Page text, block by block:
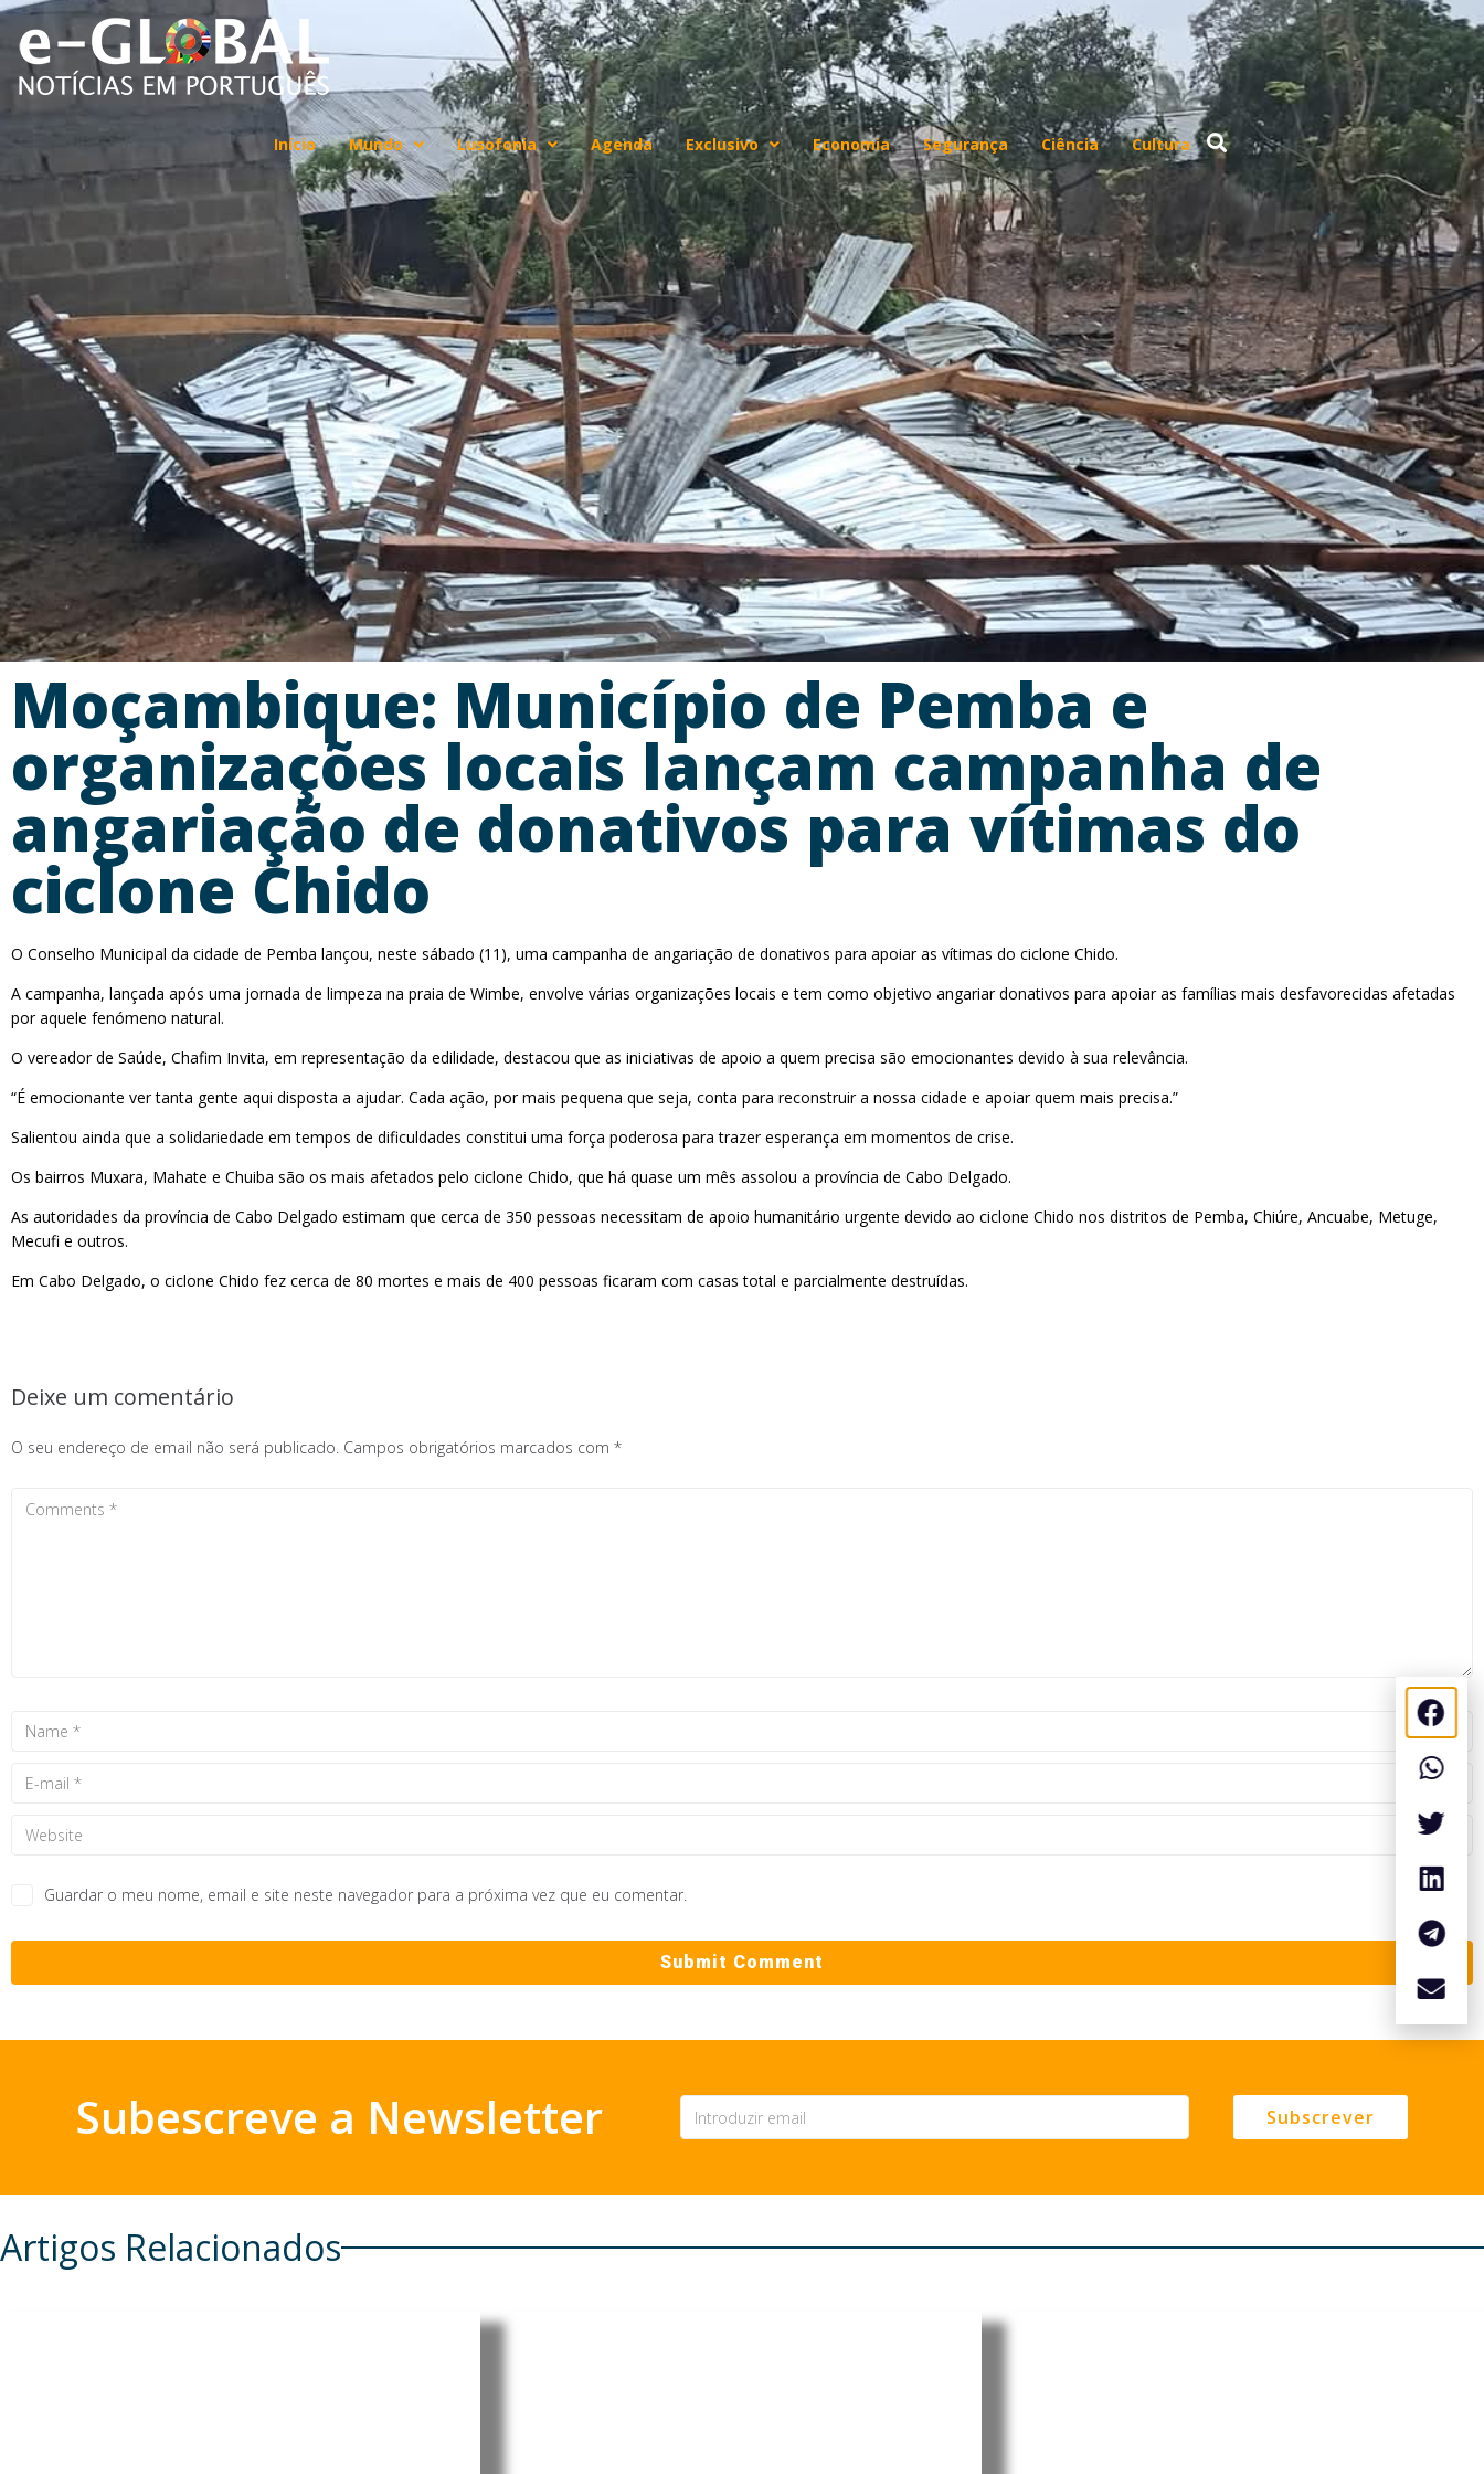
Início Mundo Lusofonia Agenda Exclusivo Economia Segurança Ciência Cultura
Moçambique: Município de Pemba e
organizações locais lançam campanha de
angariação de donativos para vítimas do
ciclone Chido
O Conselho Municipal da cidade de Pemba lançou, neste sábado (11), uma campanha de angariação de donativos para apoiar as vítimas do ciclone Chido.
A campanha, lançada após uma jornada de limpeza na praia de Wimbe, envolve várias organizações locais e tem como objetivo angariar donativos para apoiar as famílias mais desfavorecidas afetadas
por aquele fenómeno natural.
O vereador de Saúde, Chafim Invita, em representação da edilidade, destacou que as iniciativas de apoio a quem precisa são emocionantes devido à sua relevância.
“É emocionante ver tanta gente aqui disposta a ajudar. Cada ação, por mais pequena que seja, conta para reconstruir a nossa cidade e apoiar quem mais precisa.”
Salientou ainda que a solidariedade em tempos de dificuldades constitui uma força poderosa para trazer esperança em momentos de crise.
Os bairros Muxara, Mahate e Chuiba são os mais afetados pelo ciclone Chido, que há quase um mês assolou a província de Cabo Delgado.
As autoridades da província de Cabo Delgado estimam que cerca de 350 pessoas necessitam de apoio humanitário urgente devido ao ciclone Chido nos distritos de Pemba, Chiúre, Ancuabe, Metuge,
Mecufi e outros.
Em Cabo Delgado, o ciclone Chido fez cerca de 80 mortes e mais de 400 pessoas ficaram com casas total e parcialmente destruídas.
Deixe um comentário
O seu endereço de email não será publicado. Campos obrigatórios marcados com *
Guardar o meu nome, email e site neste navegador para a próxima vez que eu comentar.
Subescreve a Newsletter Subscrever
Artigos Relacionados